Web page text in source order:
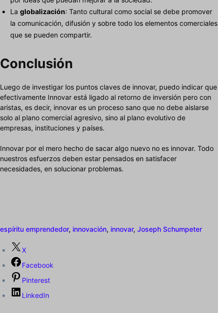
La globalización: Tanto cultural como social se debe promover
la comunicación, difusión y sobre todo los elementos comerciales
que se pueden compartir.
Conclusión
Luego de investigar los puntos claves de innovar, puedo indicar que
efectivamente Innovar está ligado al retorno de inversión pero con
aristas, es decir, innovar es un proceso sano que no debe aislarse
solo al plano comercial agresivo, sino al plano evolutivo de
empresas, instituciones y países.
Innovar por el mero hecho de sacar algo nuevo no es innovar. Todo
nuestros esfuerzos deben estar pensados en satisfacer
necesidades, en solucionar problemas.
espíritu emprendedor, innovación, innovar, Joseph Schumpeter
X
Facebook
Pinterest
LinkedIn